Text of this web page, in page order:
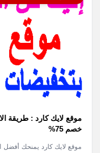
موقع لايك كارد :
خصم 75%
موقع لايك كارد يمنحك أفضل